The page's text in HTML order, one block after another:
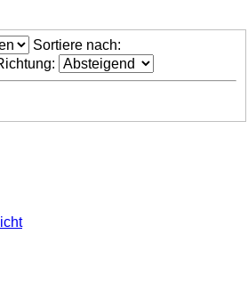
Sortiere nach: